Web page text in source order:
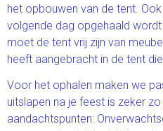
het opbouwen van de tent.
volgende dag opgehaald
moet de tent vrij zijn van
heeft aangebracht in de tent
Voor het ophalen maken we
uitslapen na je feest is zeker zo
aandachtspunten: